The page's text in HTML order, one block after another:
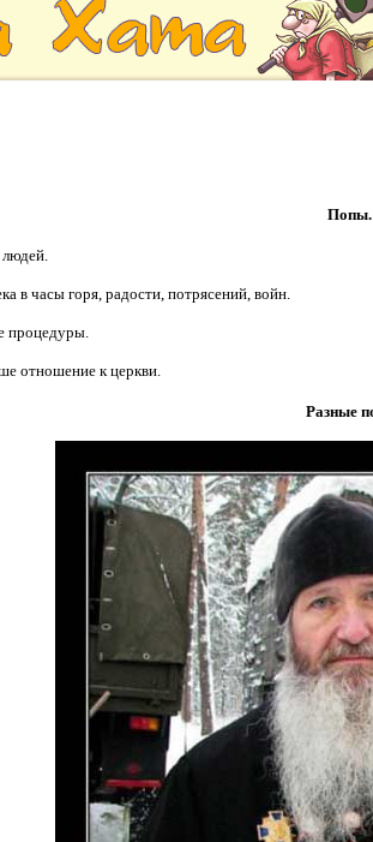
Попы.
в часы горя, радости, потрясений, войн.
процедуры.
отношение к церкви.
Разные